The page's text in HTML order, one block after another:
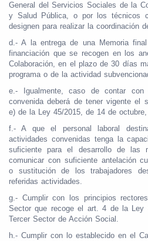
General del Servicios Sociales de la
y Salud Pública, o por los técnicos
designen para realizar la coordinación
d.- A la entrega de una Memoria
financiación que se recogen en los
Colaboración, en el plazo de 30 días
programa o de la actividad
e.- Igualmente, caso de contar con
convenida deberá de tener vigente el
e) de la Ley 45/2015, de 14 de
f.- A que el personal laboral
actividades convenidas tenga la
suficiente para el desarrollo de las
comunicar con suficiente antelación
o sustitución de los trabajadores
referidas actividades.
g.- Cumplir con los principios
Sector que recoge el art. 4 de la Ley
Tercer Sector de Acción Social.
h.- Cumplir con lo establecido en el